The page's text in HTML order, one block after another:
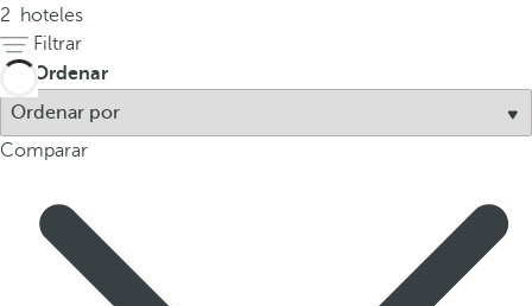
j
o
p
a
r
a
2
hoteles
Filtrar
Ordenar
Comparar